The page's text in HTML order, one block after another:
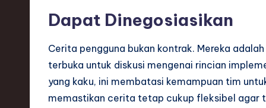
Dapat Dinegosiasikan
Cerita pengguna bukan kontrak. Mereka
terbuka untuk diskusi mengenai rincian
yang kaku, ini membatasi kemampuan tim
memastikan cerita tetap cukup fleksibel agar